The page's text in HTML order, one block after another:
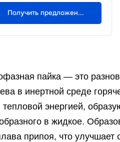
Получить предложение
пайка — это
в инертной среде
энергией,
в жидкое.
припоя, что